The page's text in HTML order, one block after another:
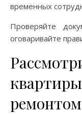
временных
Проверяйте
оговаривайте
ремонтом